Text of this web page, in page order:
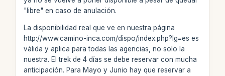
"libre" en caso de anulación.
La disponibilidad real que ve en nuestra página
http://www.camino-inca.com/dispo/index.php?lg=es es
válida y aplica para todas las agencias, no solo la
nuestra. El trek de 4 días se debe reservar con mucha
anticipación. Para Mayo y Junio hay que reservar a